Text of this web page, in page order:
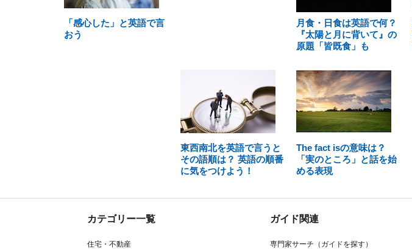
「感心した」と英語で言
おう
月食・日食は英語で何？
『太陽と月に背いて』の
原題「皆既食」も
東西南北を英語で言うと
その語順は？ 英語の順番
に気をつけよう！
The fact isの意味は？
「実のところ」と話を始
める表現
カテゴリー一覧
住宅・不動産
ガイド関連
専門家サーチ（ガイドを探す）